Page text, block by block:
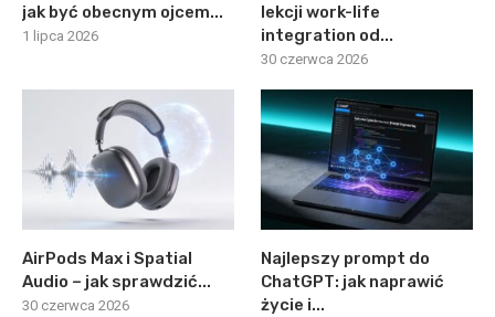
jak być obecnym ojcem...
1 lipca 2026
lekcji work-life
integration od...
30 czerwca 2026
AirPods Max i Spatial
Audio – jak sprawdzić...
30 czerwca 2026
Najlepszy prompt do
ChatGPT: jak naprawić
życie i...